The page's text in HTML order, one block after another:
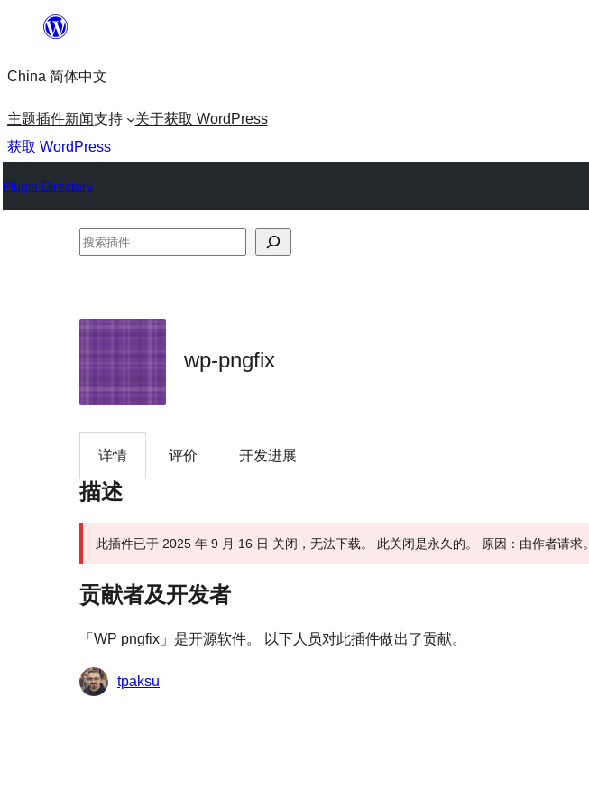
内
容
China 简体中文
主题插件新闻支持 关于获取 WordPress
获取 WordPress
Plugin Directory
搜
件
wp-pngfix
详情 评价 开发进展
描述
此插件已于 2025 年 9 月 16 日 关闭，无法下载。 此关闭是永久的。 原因：由作者请求。
贡献者及开发者
「WP pngfix」是开源软件。 以下人员对此插件做出了贡献。
贡
tpaksu